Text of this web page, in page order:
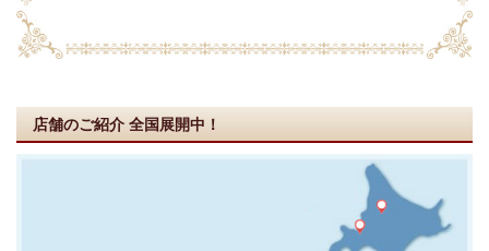
店舗のご紹介 全国展開中！